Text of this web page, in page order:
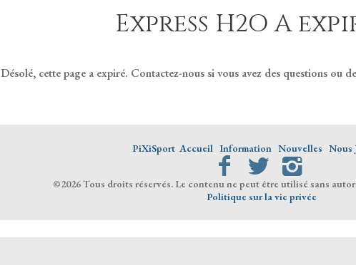
Express H2O A
Désolé, cette page a expiré. Contactez-nous si vous avez des questions ou
PiXiSport Accueil Information Nouvelles Nous
©2026 Tous droits réservés. Le contenu ne peut être utilisé sans
Politique sur la vie privée